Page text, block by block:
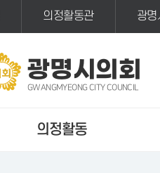
의정활동관 광명
광명시의회
GWANGMYEONG CITY COUNCIL
의정활동